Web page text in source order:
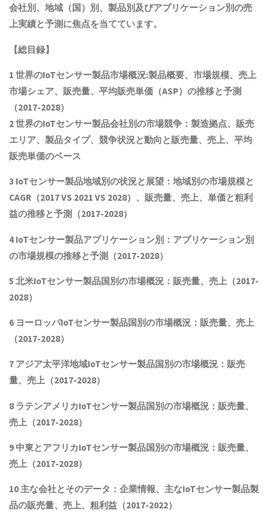
会社別、地域（国）別、製品別及びアプリケーション別の売
上実績と予測に焦点を当てています。
【総目録】
1 世界のIoTセンサー製品市場概況:製品概要、市場規模、売上
市場シェア、販売量、平均販売単価（ASP）の推移と予測
（2017-2028）
2 世界のIoTセンサー製品会社別の市場競争：製造拠点、販売
エリア、製品タイプ、競争状況と動向と販売量、売上、平均
販売単価のベース
3 IoTセンサー製品地域別の状況と展望：地域別の市場規模と
CAGR （2017 VS 2021 VS 2028）、販売量、売上、単価と粗利
益の推移と予測（2017-2028）
4 IoTセンサー製品アプリケーション別：アプリケーション別
の市場規模の推移と予測（2017-2028）
5 北米IoTセンサー製品国別の市場概況 ：販売量、売上（2017-
2028）
6 ヨーロッパIoTセンサー製品国別の市場概況：販売量、売上
（2017-2028）
7 アジア太平洋地域IoTセンサー製品国別の市場概況：販売
量、売上（2017-2028）
8 ラテンアメリカIoTセンサー製品国別の市場概況：販売量、
売上（2017-2028）
9 中東とアフリカIoTセンサー製品国別の市場概況：販売量、
売上（2017-2028）
10 主な会社とそのデータ ：企業情報、主なIoTセンサー製品製
品の販売量、売上、粗利益（2017-2022）